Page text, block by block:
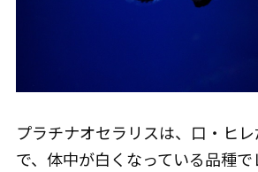
プラチナオセラリスは、口・ヒ
で、体中が白くなっている品種